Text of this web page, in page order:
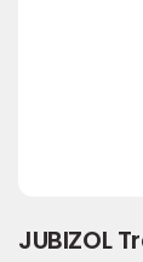
JUBIZOL